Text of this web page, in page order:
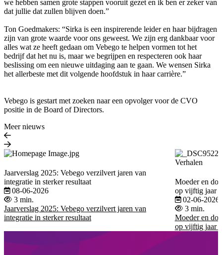
we hebben samen grote stappen vooruit gezet en ik ben er zeker van
dat jullie dat zullen blijven doen.”
Ton Goedmakers: “Sirka is een inspirerende leider en haar bijdragen
zijn van grote waarde voor ons geweest. We zijn erg dankbaar voor
alles wat ze heeft gedaan om Vebego te helpen vormen tot het
bedrijf dat het nu is, maar we begrijpen en respecteren ook haar
beslissing om een nieuwe uitdaging aan te gaan. We wensen Sirka
het allerbeste met dit volgende hoofdstuk in haar carrière.”
Vebego is gestart met zoeken naar een opvolger voor de CVO
positie in de Board of Directors.
Meer nieuws
Jaarverslag 2025: Vebego verzilvert jaren van
integratie in sterker resultaat
08-06-2026
3 min.
Jaarverslag 2025: Vebego verzilvert jaren van
integratie in sterker resultaat
Verhalen
Moeder en
op vijftig jaar
02-06-2026
3 min.
Moeder en
op vijftig jaar